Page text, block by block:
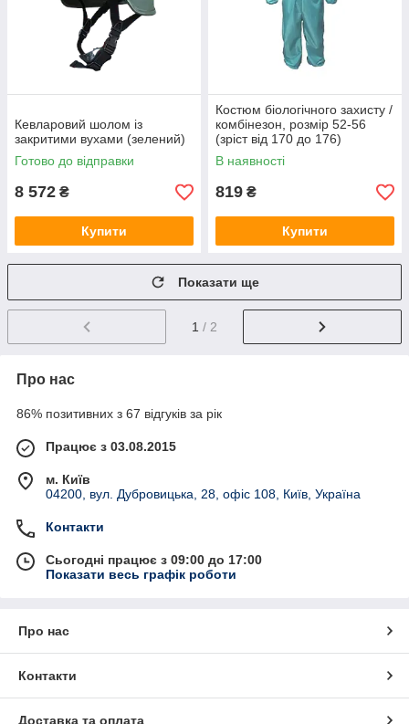
Кевларовий шолом із
закритими вухами (зелений)
Готово до відправки
8 572 ₴
Купити
Костюм біологічного захисту /
комбінезон, розмір 52-56
(зріст від 170 до 176)
В наявності
819 ₴
Купити
Показати ще
1 / 2
Про нас
86% позитивних з 67 відгуків за рік
Працює з 03.08.2015
м. Київ
04200, вул. Дубровицька, 28, офіс 108, Київ, Україна
Контакти
Сьогодні працює з 09:00 до 17:00
Показати весь графік роботи
Про нас
Контакти
Доставка та оплата